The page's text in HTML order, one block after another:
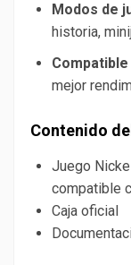
Modos de
historia,
mejor
Contenido
Juego
compatible
Caja oficial